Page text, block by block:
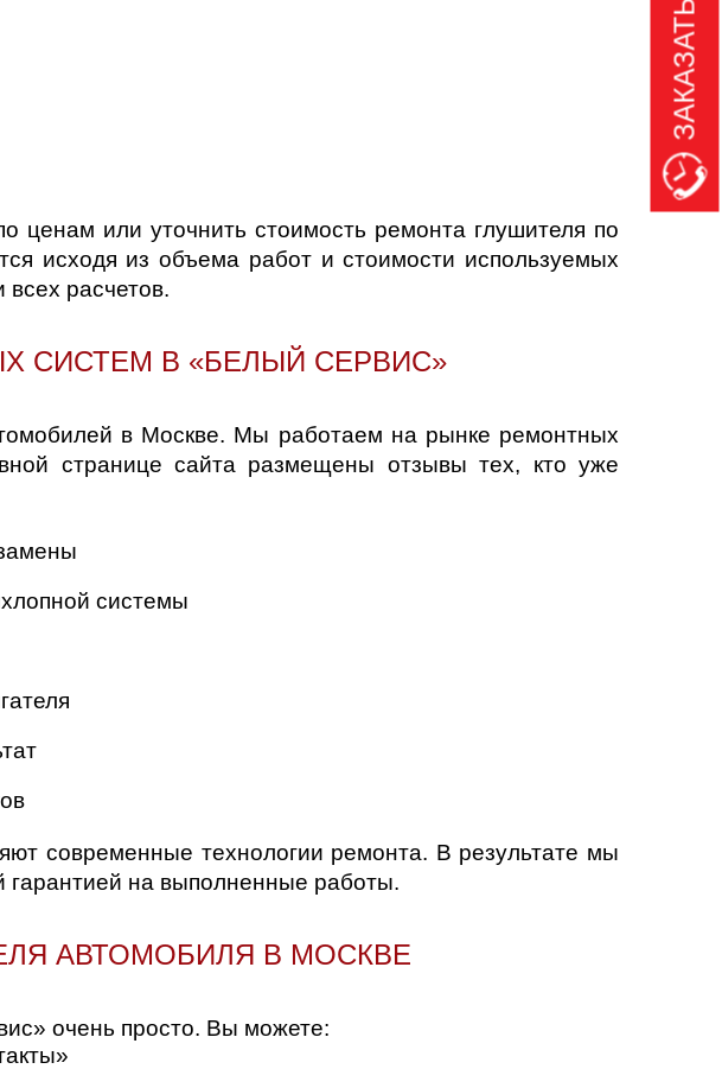
или уточнить стоимость ремонта глушителя по
исходя из объема работ и стоимости используемых
расчетов.
СИСТЕМ В «БЕЛЫЙ СЕРВИС»
в Москве. Мы работаем на рынке ремонтных
странице сайта размещены отзывы тех, кто уже
системы
современные технологии ремонта. В результате мы
на выполненные работы.
АВТОМОБИЛЯ В МОСКВЕ
очень просто. Вы можете: